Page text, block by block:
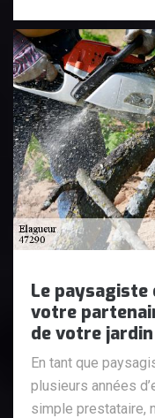
Le paysagiste
votre
de votre jardin
En tant que
plusieurs années
simple prestataire,